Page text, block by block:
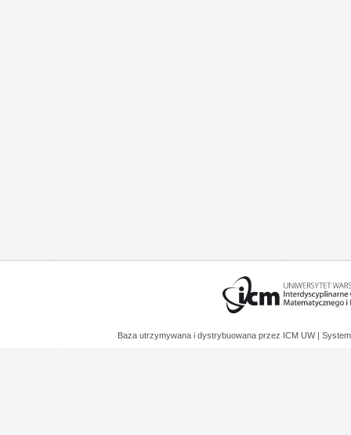
Baza utrzymywana i dystrybuowana przez ICM UW |